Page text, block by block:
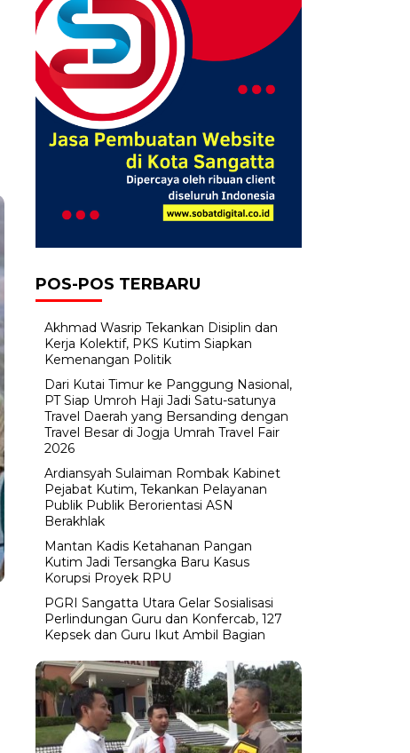
POS-POS TERBARU
Akhmad Wasrip Tekankan Disiplin dan
Kerja Kolektif, PKS Kutim Siapkan
Kemenangan Politik
Dari Kutai Timur ke Panggung Nasional,
PT Siap Umroh Haji Jadi Satu-satunya
Travel Daerah yang Bersanding dengan
Travel Besar di Jogja Umrah Travel Fair
2026
Ardiansyah Sulaiman Rombak Kabinet
Pejabat Kutim, Tekankan Pelayanan
Publik Publik Berorientasi ASN
Berakhlak
Mantan Kadis Ketahanan Pangan
Kutim Jadi Tersangka Baru Kasus
Korupsi Proyek RPU
PGRI Sangatta Utara Gelar Sosialisasi
Perlindungan Guru dan Konfercab, 127
Kepsek dan Guru Ikut Ambil Bagian